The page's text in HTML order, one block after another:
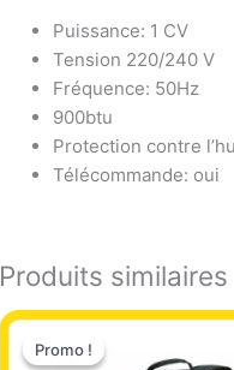
Puissance: 1 CV
Tension 220/240 V
Fréquence: 50Hz
900btu
Protection contre
Télécommande: oui
Produits similaires
Promo !
Promo !
Le
initial
Le
actuel